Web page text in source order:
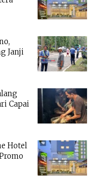
Janji
Capai
Hotel